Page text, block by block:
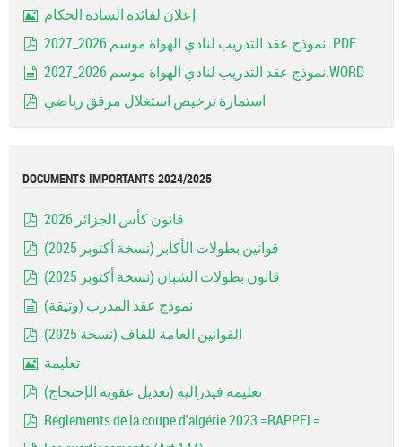
إعلان لفائدة السادة الحكام
نموذج عقد التدريب لنادي الهواة موسم 2026_2027..PDF
نموذج عقد التدريب لنادي الهواة موسم 2026_2027.WORD
استمارة ترخيص استغلال مرفق رياضي
DOCUMENTS IMPORTANTS 2024/2025
قانون كأس الجزائر 2026
قوانين بطولات الأكابر (نسخة أكتوبر 2025)
قانون بطولات الشبان (نسخة أكتوبر 2025)
نموذج عقد المدرب (وثيقة)
القوانين العامة للفاف (نسخة 2025)
تعليمة
تعليمة فيدرالية (تعديل عقوبة الإحتجاج)
Réglements de la coupe d'algérie 2023 =RAPPEL=